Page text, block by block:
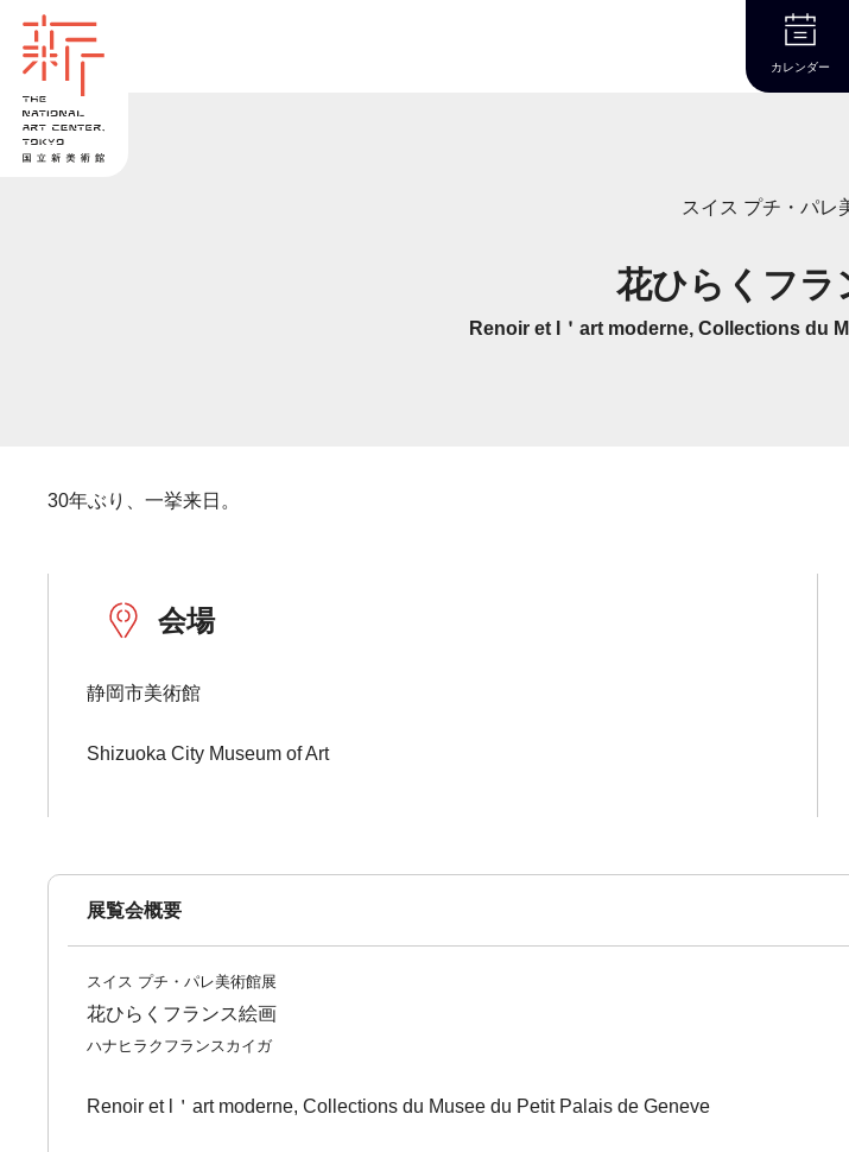
本文へ
カレンダー
スイス プチ・パレ
花ひらくフラ
Renoir et l＇art moderne, Collections du
30年ぶり、一挙来日。
会場
静岡市美術館
Shizuoka City Museum of Art
展覧会概要
スイス プチ・パレ美術館展
花ひらくフランス絵画
ハナヒラクフランスカイガ
Renoir et l＇art moderne, Collections du Musee du Petit Palais de Geneve